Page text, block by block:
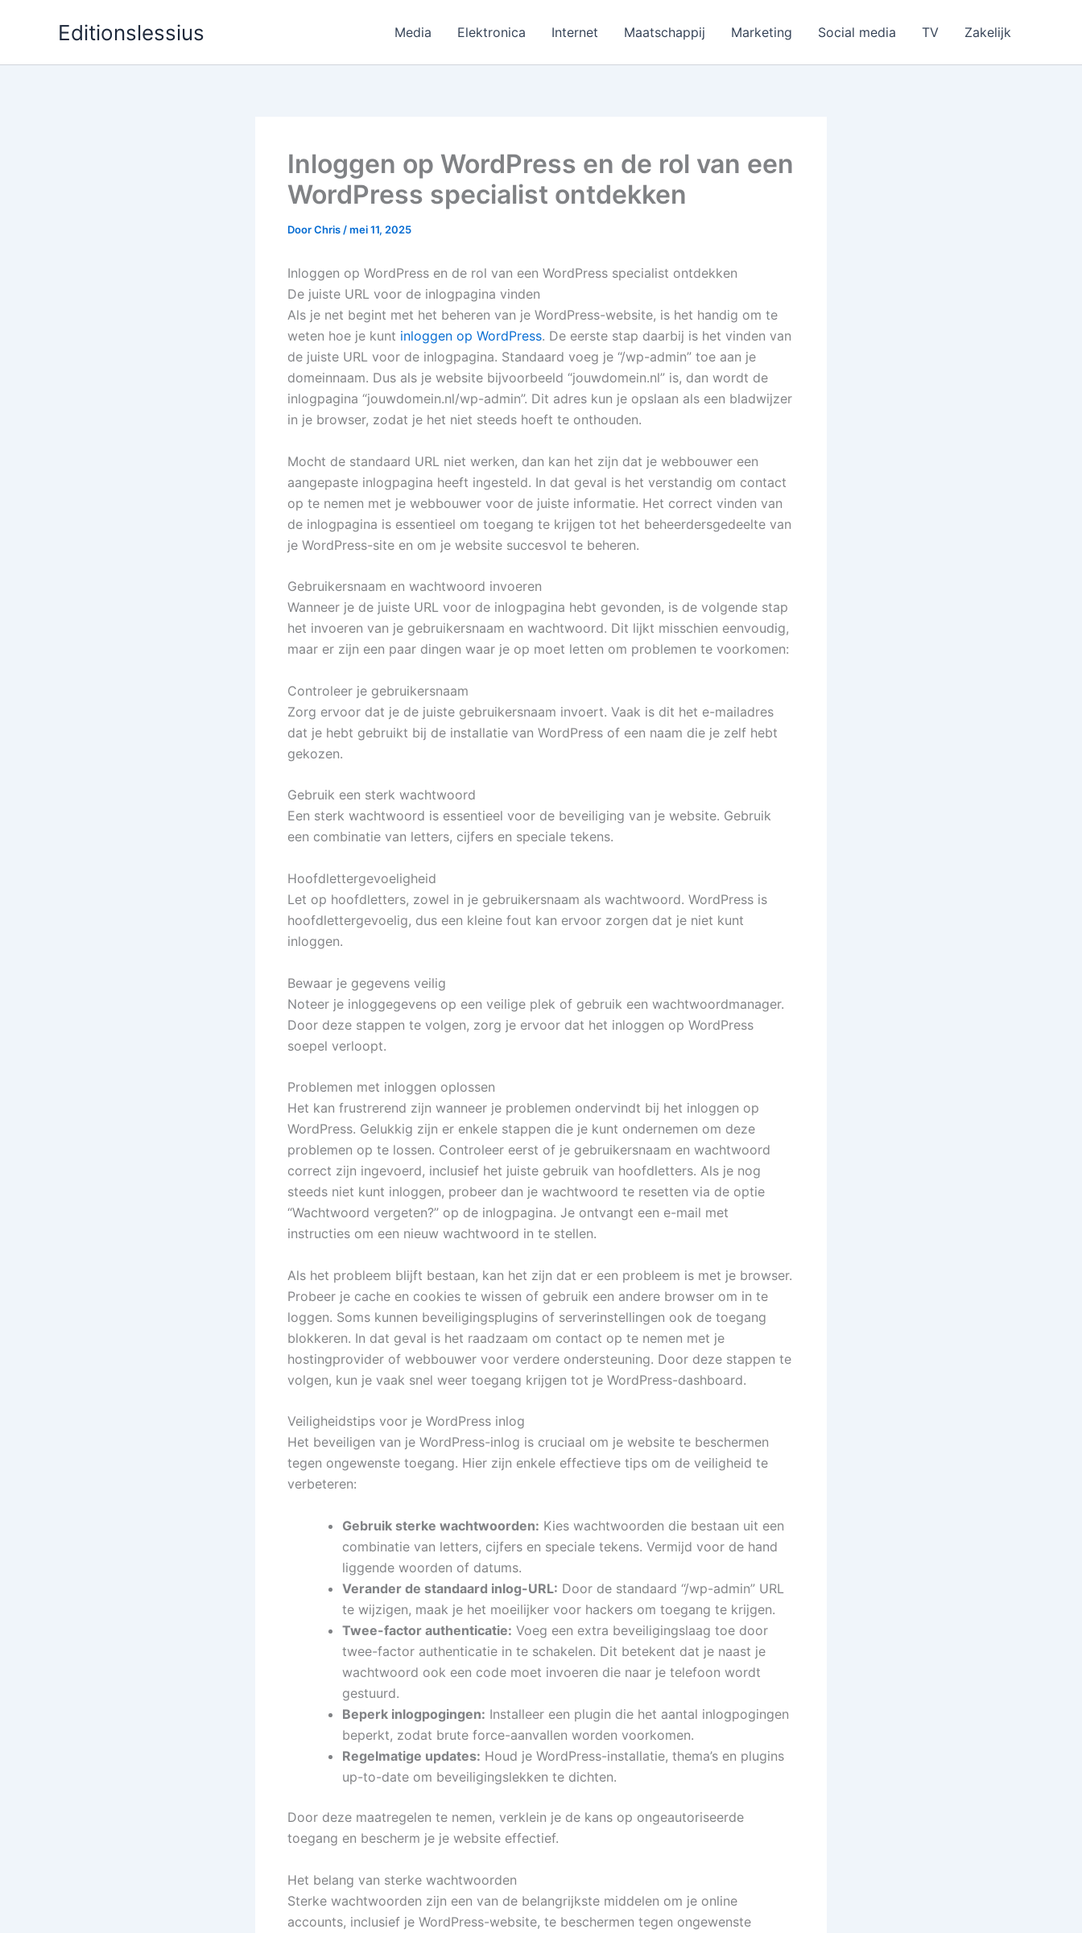
Editionslessius Media Elektronica Internet Maatschappij Marketing Social media TV Zakelijk
Inloggen op WordPress en de rol van een
WordPress specialist ontdekken
DoorChris /mei 11, 2025
Inloggen op WordPress en de rol van een WordPress specialist ontdekken
De juiste URL voor de inlogpagina vinden
Als je net begint met het beheren van je WordPress-website, is het handig om te
weten hoe je kunt inloggen op WordPress. De eerste stap daarbij is het vinden van
de juiste URL voor de inlogpagina. Standaard voeg je “/wp-admin” toe aan je
domeinnaam. Dus als je website bijvoorbeeld “jouwdomein.nl” is, dan wordt de
inlogpagina “jouwdomein.nl/wp-admin”. Dit adres kun je opslaan als een bladwijzer
in je browser, zodat je het niet steeds hoeft te onthouden.
Mocht de standaard URL niet werken, dan kan het zijn dat je webbouwer een
aangepaste inlogpagina heeft ingesteld. In dat geval is het verstandig om contact
op te nemen met je webbouwer voor de juiste informatie. Het correct vinden van
de inlogpagina is essentieel om toegang te krijgen tot het beheerdersgedeelte van
je WordPress-site en om je website succesvol te beheren.
Gebruikersnaam en wachtwoord invoeren
Wanneer je de juiste URL voor de inlogpagina hebt gevonden, is de volgende stap
het invoeren van je gebruikersnaam en wachtwoord. Dit lijkt misschien eenvoudig,
maar er zijn een paar dingen waar je op moet letten om problemen te voorkomen:
Controleer je gebruikersnaam
Zorg ervoor dat je de juiste gebruikersnaam invoert. Vaak is dit het e-mailadres
dat je hebt gebruikt bij de installatie van WordPress of een naam die je zelf hebt
gekozen.
Gebruik een sterk wachtwoord
Een sterk wachtwoord is essentieel voor de beveiliging van je website. Gebruik
een combinatie van letters, cijfers en speciale tekens.
Hoofdlettergevoeligheid
Let op hoofdletters, zowel in je gebruikersnaam als wachtwoord. WordPress is
hoofdlettergevoelig, dus een kleine fout kan ervoor zorgen dat je niet kunt
inloggen.
Bewaar je gegevens veilig
Noteer je inloggegevens op een veilige plek of gebruik een wachtwoordmanager.
Door deze stappen te volgen, zorg je ervoor dat het inloggen op WordPress
soepel verloopt.
Problemen met inloggen oplossen
Het kan frustrerend zijn wanneer je problemen ondervindt bij het inloggen op
WordPress. Gelukkig zijn er enkele stappen die je kunt ondernemen om deze
problemen op te lossen. Controleer eerst of je gebruikersnaam en wachtwoord
correct zijn ingevoerd, inclusief het juiste gebruik van hoofdletters. Als je nog
steeds niet kunt inloggen, probeer dan je wachtwoord te resetten via de optie
“Wachtwoord vergeten?” op de inlogpagina. Je ontvangt een e-mail met
instructies om een nieuw wachtwoord in te stellen.
Als het probleem blijft bestaan, kan het zijn dat er een probleem is met je browser.
Probeer je cache en cookies te wissen of gebruik een andere browser om in te
loggen. Soms kunnen beveiligingsplugins of serverinstellingen ook de toegang
blokkeren. In dat geval is het raadzaam om contact op te nemen met je
hostingprovider of webbouwer voor verdere ondersteuning. Door deze stappen te
volgen, kun je vaak snel weer toegang krijgen tot je WordPress-dashboard.
Veiligheidstips voor je WordPress inlog
Het beveiligen van je WordPress-inlog is cruciaal om je website te beschermen
tegen ongewenste toegang. Hier zijn enkele effectieve tips om de veiligheid te
verbeteren:
Gebruik sterke wachtwoorden: Kies wachtwoorden die bestaan uit een
combinatie van letters, cijfers en speciale tekens. Vermijd voor de hand
liggende woorden of datums.
Verander de standaard inlog-URL: Door de standaard “/wp-admin” URL
te wijzigen, maak je het moeilijker voor hackers om toegang te krijgen.
Twee-factor authenticatie: Voeg een extra beveiligingslaag toe door
twee-factor authenticatie in te schakelen. Dit betekent dat je naast je
wachtwoord ook een code moet invoeren die naar je telefoon wordt
gestuurd.
Beperk inlogpogingen: Installeer een plugin die het aantal inlogpogingen
beperkt, zodat brute force-aanvallen worden voorkomen.
Regelmatige updates: Houd je WordPress-installatie, thema’s en plugins
up-to-date om beveiligingslekken te dichten.
Door deze maatregelen te nemen, verklein je de kans op ongeautoriseerde
toegang en bescherm je je website effectief.
Het belang van sterke wachtwoorden
Sterke wachtwoorden zijn een van de belangrijkste middelen om je online
accounts, inclusief je WordPress-website, te beschermen tegen ongewenste